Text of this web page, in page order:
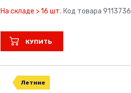
На складе > 16 шт. Код товара 9113736
КУПИТЬ
Летние